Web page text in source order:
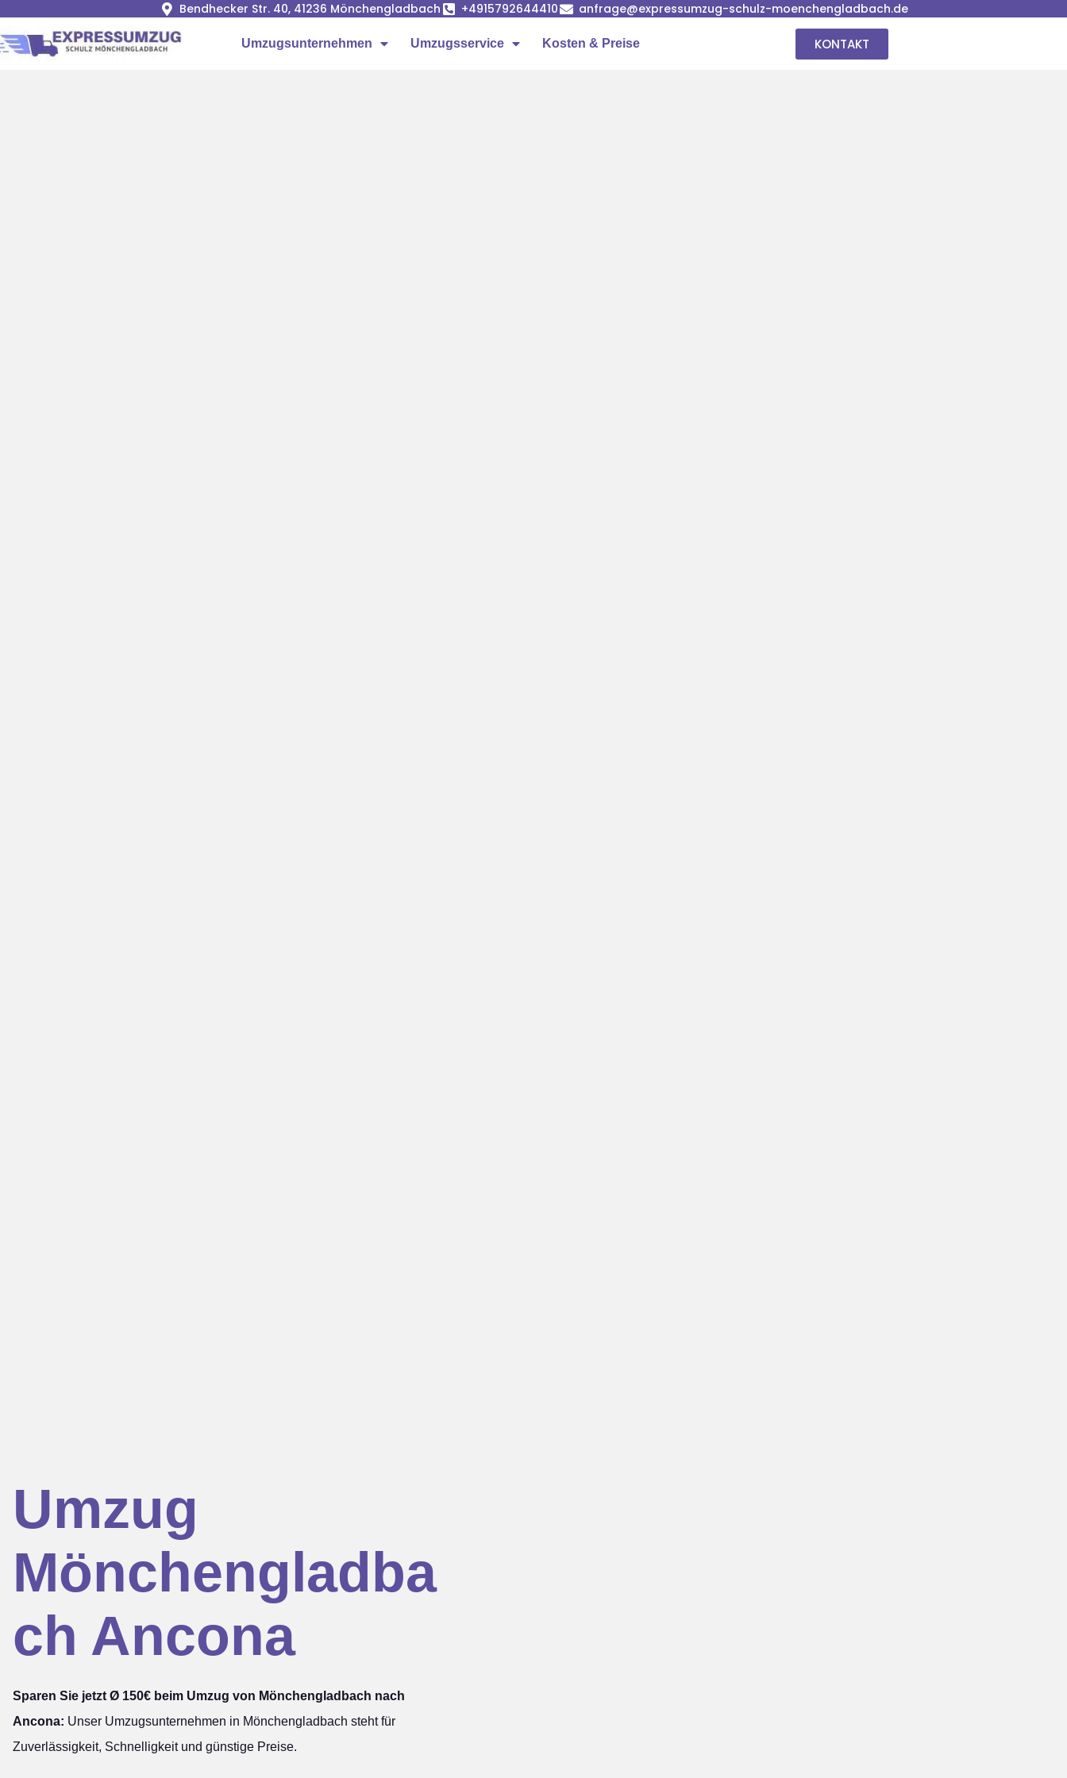
Bendhecker Str. 40, 41236 Mönchengladbach +4915792644410 anfrage@expressumzug-schulz-moenchengladbach.de
Umzugsunternehmen Umzugsservice Kosten & Preise KONTAKT
Umzug
Mönchengladba
ch Ancona
Sparen Sie jetzt Ø 150€ beim Umzug von Mönchengladbach nach
Ancona: Unser Umzugsunternehmen in Mönchengladbach steht für
Zuverlässigkeit, Schnelligkeit und günstige Preise.